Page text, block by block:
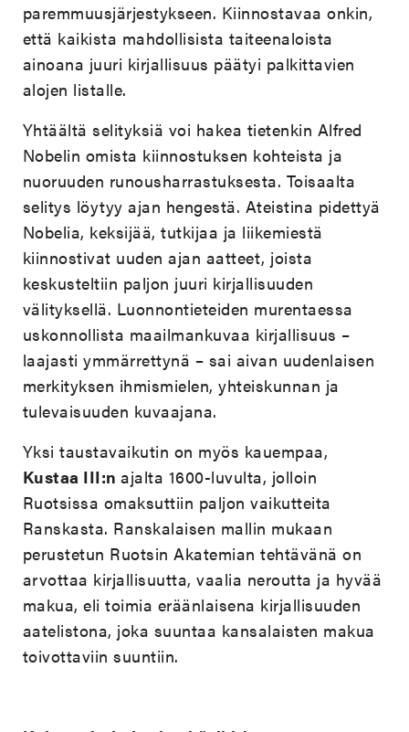
paremmuusjärjestykseen. Kiinnostavaa onkin,
että kaikista mahdollisista taiteenaloista
ainoana juuri kirjallisuus päätyi palkittavien
alojen listalle.
Yhtäältä selityksiä voi hakea tietenkin Alfred
Nobelin omista kiinnostuksen kohteista ja
nuoruuden runousharrastuksesta. Toisaalta
selitys löytyy ajan hengestä. Ateistina pidettyä
Nobelia, keksijää, tutkijaa ja liikemiestä
kiinnostivat uuden ajan aatteet, joista
keskusteltiin paljon juuri kirjallisuuden
välityksellä. Luonnontieteiden murentaessa
uskonnollista maailmankuvaa kirjallisuus –
laajasti ymmärrettynä – sai aivan uudenlaisen
merkityksen ihmismielen, yhteiskunnan ja
tulevaisuuden kuvaajana.
Yksi taustavaikutin on myös kauempaa,
Kustaa III:najalta 1600-luvulta, jolloin
Ruotsissa omaksuttiin paljon vaikutteita
Ranskasta. Ranskalaisen mallin mukaan
perustetun Ruotsin Akatemian tehtävänä on
arvottaa kirjallisuutta, vaalia neroutta ja hyvää
makua, eli toimia eräänlaisena kirjallisuuden
aatelistona, joka suuntaa kansalaisten makua
toivottaviin suuntiin.